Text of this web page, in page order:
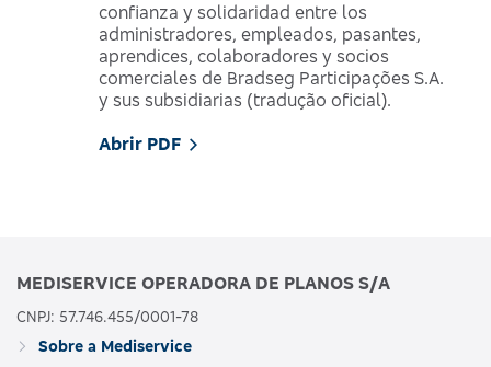
confianza y solidaridad entre los
administradores, empleados, pasantes,
aprendices, colaboradores y socios
comerciales de Bradseg Participações S.A.
y sus subsidiarias (tradução oficial).
Abrir PDF
MEDISERVICE OPERADORA DE PLANOS S/A
CNPJ: 57.746.455/0001-78
Sobre a Mediservice